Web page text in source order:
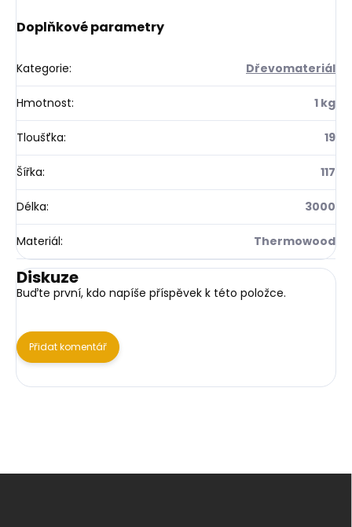
Doplňkové parametry
Kategorie: Dřevomateriál
Hmotnost: 1 kg
Tloušťka: 19
Šířka: 117
Délka: 3000
Materiál: Thermowood
Diskuze
Buďte první, kdo napíše příspěvek k této položce.
Přidat komentář